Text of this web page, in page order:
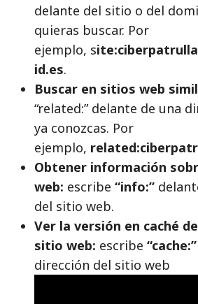
delante del sitio o del
quieras buscar. Por
ejemplo, s
id.es.
Buscar en sitios web
“related:” delante de una
ya conozcas. Por
ejemplo,
Obtener información
web: escribe “info:”
del sitio web.
Ver la versión en caché
sitio web: escribe “cache:”
dirección del sitio web